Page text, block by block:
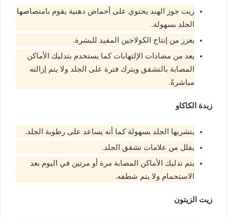
زيت جوز الهند يحتوي على أحماض دهنية يقوم بامتصاصها
الجلد بسهولة.
يعزز من إنتاج الكولاجين المفيد للبشرة.
يعد من مضادات الإلتهابات كما يستخدم بتدليك الأماكن
المصابة بالتشقق ويترك فترة على الجلد ولا يتم إزالته
مباشرةً.
زبدة الكاكاو
يتشربها الجلد بسهولة كما أنه يساعد على رطوبة الجلد.
يقلل من علامات تشقق الجلد.
يتم تدليك الأماكن المصابة مرة أو مرتين في اليوم بعد
الاستحمام ولا يتم شطفه.
زيت الزيتون